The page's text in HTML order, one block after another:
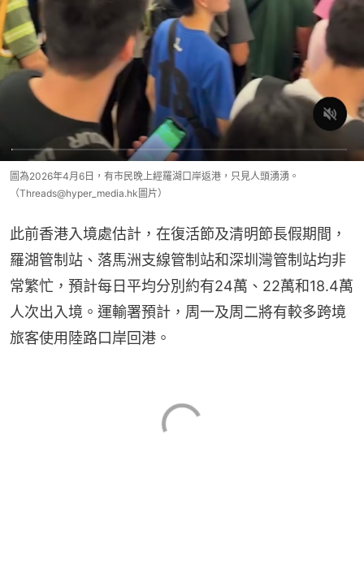
圖為2026年4月6日，有市民晚上經羅湖口岸返港，只見人頭湧湧。
（Threads@hyper_media.hk圖片）
此前香港入境處估計，在復活節及清明節長假期間，
羅湖管制站、落馬洲支線管制站和深圳灣管制站均非
常繁忙，預計每日平均分別約有24萬、22萬和18.4萬
人次出入境。運輸署預計，周一及周二將有較多跨境
旅客使用陸路口岸回港。